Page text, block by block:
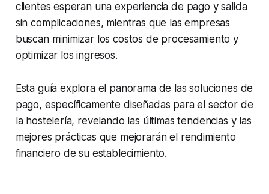
clientes esperan una experiencia de pago y salida
sin complicaciones, mientras que las empresas
buscan minimizar los costos de procesamiento y
optimizar los ingresos.
Esta guía explora el panorama de las soluciones de
pago, específicamente diseñadas para el sector de
la hostelería, revelando las últimas tendencias y las
mejores prácticas que mejorarán el rendimiento
financiero de su establecimiento.